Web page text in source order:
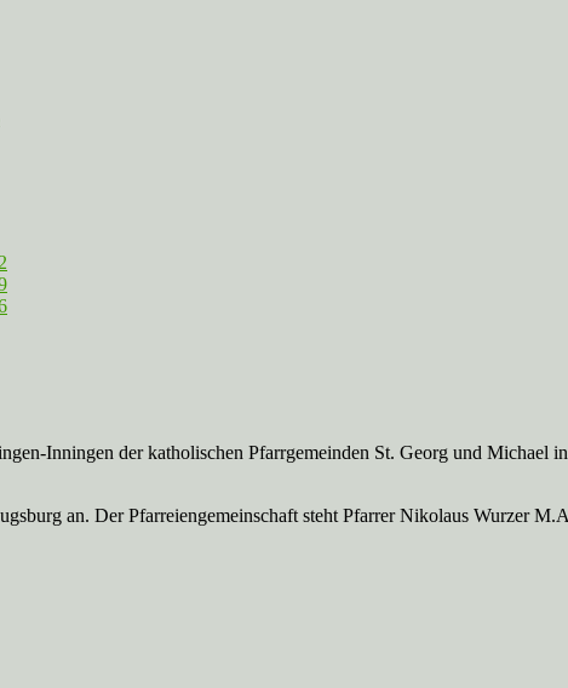
Inningen der katholischen Pfarrgemeinden St. Georg und Michael
an. Der Pfarreien­gemeinschaft steht Pfarrer Nikolaus Wurzer